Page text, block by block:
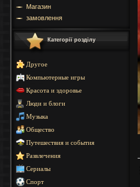
Магазин
замовлення
Категорії розділу
Другое
Компьютерные игры
Красота и здоровье
Люди и блоги
Музыка
Общество
Путешествия и события
Развлечения
Сериалы
Спорт